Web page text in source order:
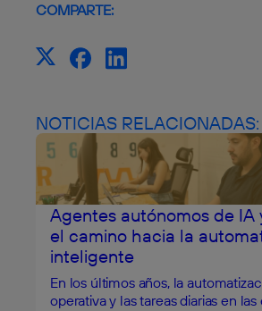
COMPARTE:
NOTICIAS RELACIONADAS:
Agentes autónomos de IA
el camino hacia la
inteligente
En los últimos años, la
operativa y las tareas diarias en